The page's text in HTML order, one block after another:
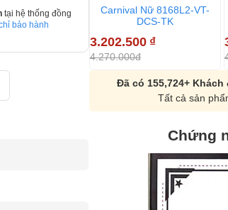
tại hệ thống đồng
bảo hành
Carnival Nữ 8168L2-VT-
DCS-TK
3.202.500 ₫
4.270.000đ
Đã có 155,724+
Tất cả sản
Chứng